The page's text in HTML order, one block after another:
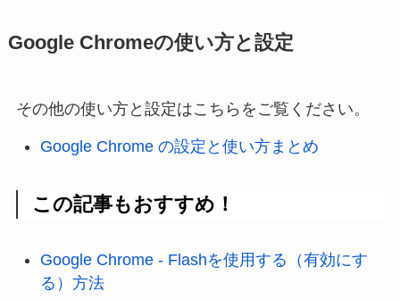
Google Chromeの使い方と設定
その他の使い方と設定はこちらをご覧ください。
Google Chrome の設定と使い方まとめ
この記事もおすすめ！
Google Chrome - Flashを使用する（有効にす
る）方法